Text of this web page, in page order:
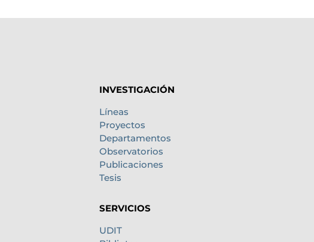
INVESTIGACIÓN
Líneas
Proyectos
Departamentos
Observatorios
Publicaciones
Tesis
SERVICIOS
UDIT